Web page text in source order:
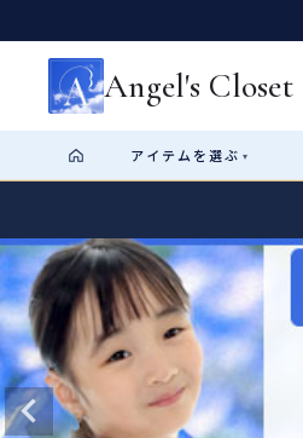
Angel's Closet
アイテム を選ぶ ▾
Rental レンタル
Start はじめに
01 ショップガイド（総合案内）
レンタル・販売の入口
02 サイズの選び方